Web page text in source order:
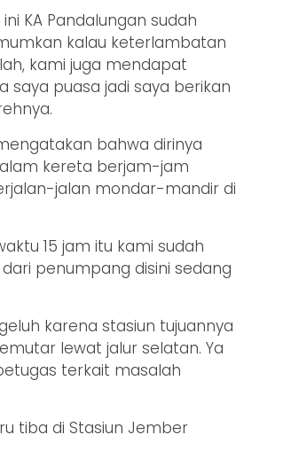
KA Pandalungan sudah
kalau keterlambatan
kami juga mendapat
saya puasa jadi saya berikan
bahwa dirinya
kereta berjam-jam
jalan mondar-mandir di
15 jam itu kami sudah
penumpang disini sedang
karena stasiun tujuannya
lewat jalur selatan. Ya
terkait masalah
tiba di Stasiun Jember